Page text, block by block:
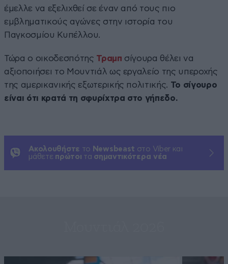
έμελλε να εξελιχθεί σε έναν από τους πιο
εμβληματικούς αγώνες στην ιστορία του
Παγκοσμίου Κυπέλλου.
Τώρα ο οικοδεσπότης Τραμπ σίγουρα θέλει να
αξιοποιήσει το Μουντιάλ ως εργαλείο της υπεροχής
της αμερικανικής εξωτερικής πολιτικής. Το σίγουρο
είναι ότι κρατά τη σφυρίχτρα στο γήπεδο.
Ακολουθήστε το Newsbeast στο Viber και
μάθετε πρώτοι τα σημαντικότερα νέα